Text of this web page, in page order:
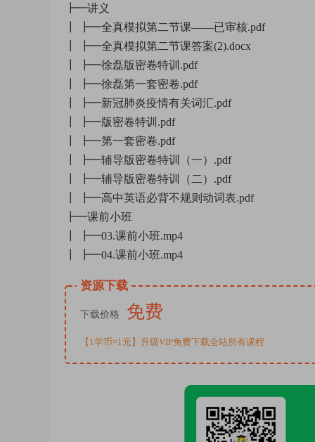
┣━讲义
┃ ┣━全真模拟第二节课——已审核.pdf
┃ ┣━全真模拟第二节课答案(2).docx
┃ ┣━徐磊版密卷特训.pdf
┃ ┣━徐磊第一套密卷.pdf
┃ ┣━新冠肺炎疫情有关词汇.pdf
┃ ┣━版密卷特训.pdf
┃ ┣━第一套密卷.pdf
┃ ┣━辅导版密卷特训（一）.pdf
┃ ┣━辅导版密卷特训（二）.pdf
┃ ┣━高中英语必背不规则动词表.pdf
┣━课前小班
┃ ┣━03.课前小班.mp4
┃ ┣━04.课前小班.mp4
资源下载
下载价格 免费
【1学币=1元】升级VIP免费下载全站所有课程